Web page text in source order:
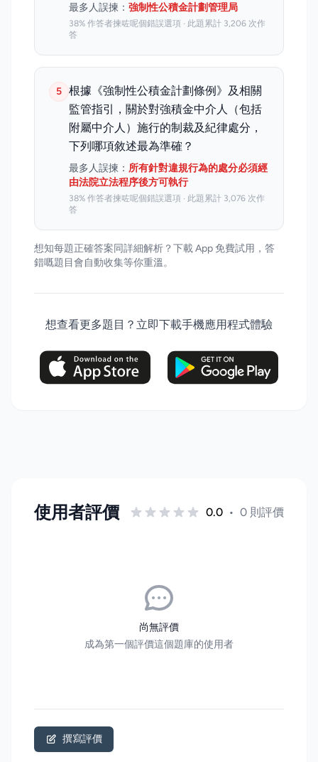
最多人誤揀： 強制性公積金計劃管理局
38% 作答者揀咗呢個錯誤選項 · 此題累計 3,206 次作
答
5 根據《強制性公積金計劃條例》及相關
監管指引，關於對強積金中介人（包括
附屬中介人）施行的制裁及紀律處分，
下列哪項敘述最為準確？
最多人誤揀： 所有針對違規行為的處分必須經
由法院立法程序後方可執行
38% 作答者揀咗呢個錯誤選項 · 此題累計 3,076 次作
答
想知每題正確答案同詳細解析？下載 App 免費試用，答
錯嘅題目會自動收集等你重溫。
想查看更多題目？立即下載手機應用程式體驗
使用者評價 0.0 • 0 則評價
尚無評價
成為第一個評價這個題庫的使用者
撰寫評價